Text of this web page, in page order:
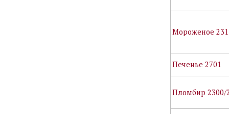
Мороженое
Печенье 2701
Пломбир 2300/